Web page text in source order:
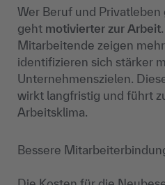
Wer Beruf und
geht motivierter zur Arbeit
Mitarbeitende zeigen mehr
identifizieren sich stärker
Unternehmenszielen.
wirkt langfristig und führt
Arbeitsklima.
Bessere